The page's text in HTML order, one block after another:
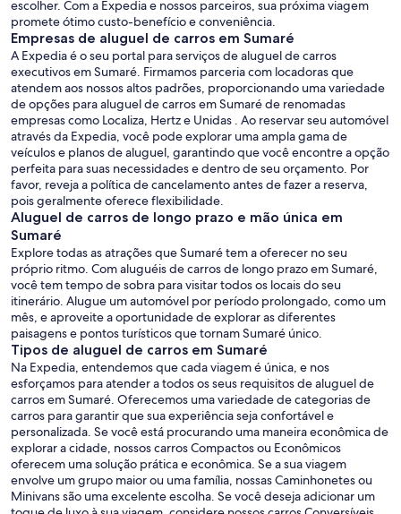
escolher. Com a Expedia e nossos parceiros, sua próxima viagem
promete ótimo custo-benefício e conveniência.
Empresas de aluguel de carros em Sumaré
A Expedia é o seu portal para serviços de aluguel de carros
executivos em Sumaré. Firmamos parceria com locadoras que
atendem aos nossos altos padrões, proporcionando uma variedade
de opções para aluguel de carros em Sumaré de renomadas
empresas como Localiza, Hertz e Unidas . Ao reservar seu automóvel
através da Expedia, você pode explorar uma ampla gama de
veículos e planos de aluguel, garantindo que você encontre a opção
perfeita para suas necessidades e dentro de seu orçamento. Por
favor, reveja a política de cancelamento antes de fazer a reserva,
pois geralmente oferece flexibilidade.
Aluguel de carros de longo prazo e mão única em
Sumaré
Explore todas as atrações que Sumaré tem a oferecer no seu
próprio ritmo. Com aluguéis de carros de longo prazo em Sumaré,
você tem tempo de sobra para visitar todos os locais do seu
itinerário. Alugue um automóvel por período prolongado, como um
mês, e aproveite a oportunidade de explorar as diferentes
paisagens e pontos turísticos que tornam Sumaré único.
Tipos de aluguel de carros em Sumaré
Na Expedia, entendemos que cada viagem é única, e nos
esforçamos para atender a todos os seus requisitos de aluguel de
carros em Sumaré. Oferecemos uma variedade de categorias de
carros para garantir que sua experiência seja confortável e
personalizada. Se você está procurando uma maneira econômica de
explorar a cidade, nossos carros Compactos ou Econômicos
oferecem uma solução prática e econômica. Se a sua viagem
envolve um grupo maior ou uma família, nossas Caminhonetes ou
Minivans são uma excelente escolha. Se você deseja adicionar um